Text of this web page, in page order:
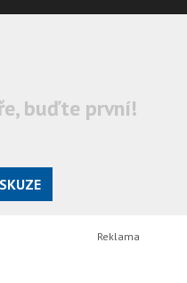
buďte první!